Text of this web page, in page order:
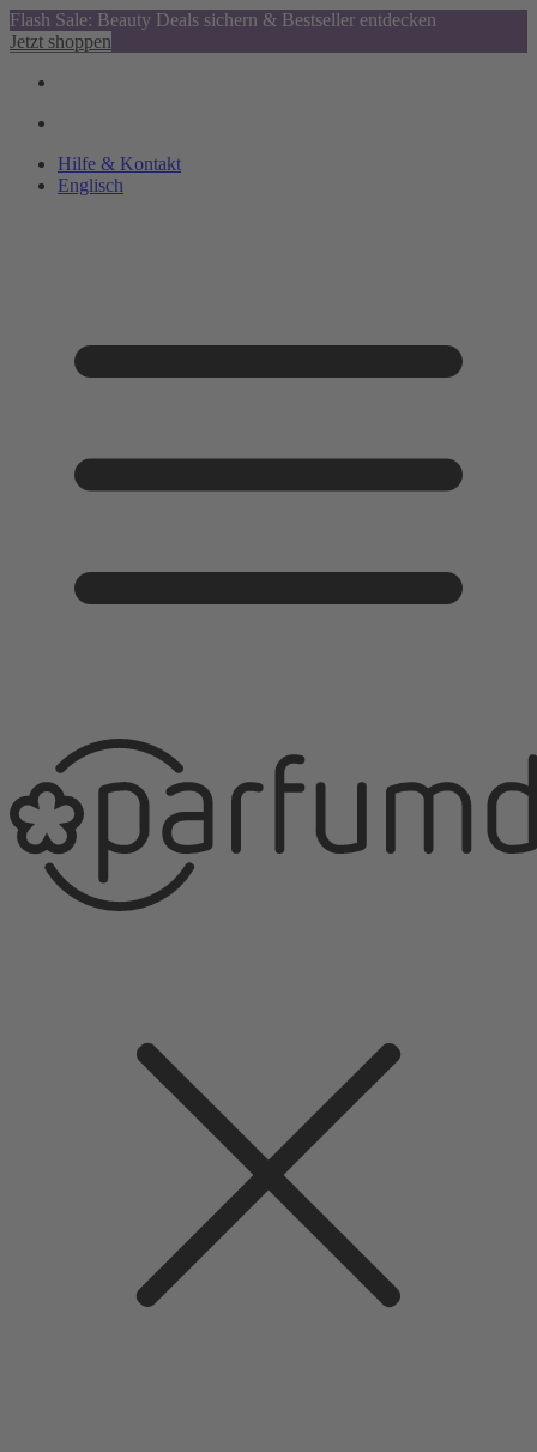
Flash Sale: Beauty Deals sichern & Bestseller entdecken
Jetzt shoppen
Hilfe & Kontakt
Englisch